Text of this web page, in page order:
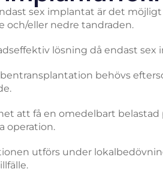
sex implantat är det
och/eller nedre tandraden.
lösning då endast sex
behövs
att få en omedelbart
operation.
utförs under